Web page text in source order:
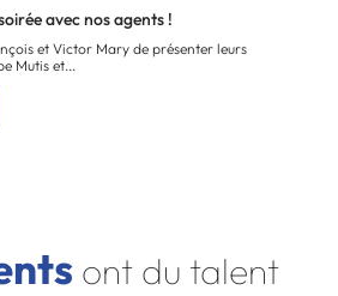
avec nos agents !
et Victor Mary de présenter leurs
Mutis et...
ont du talent